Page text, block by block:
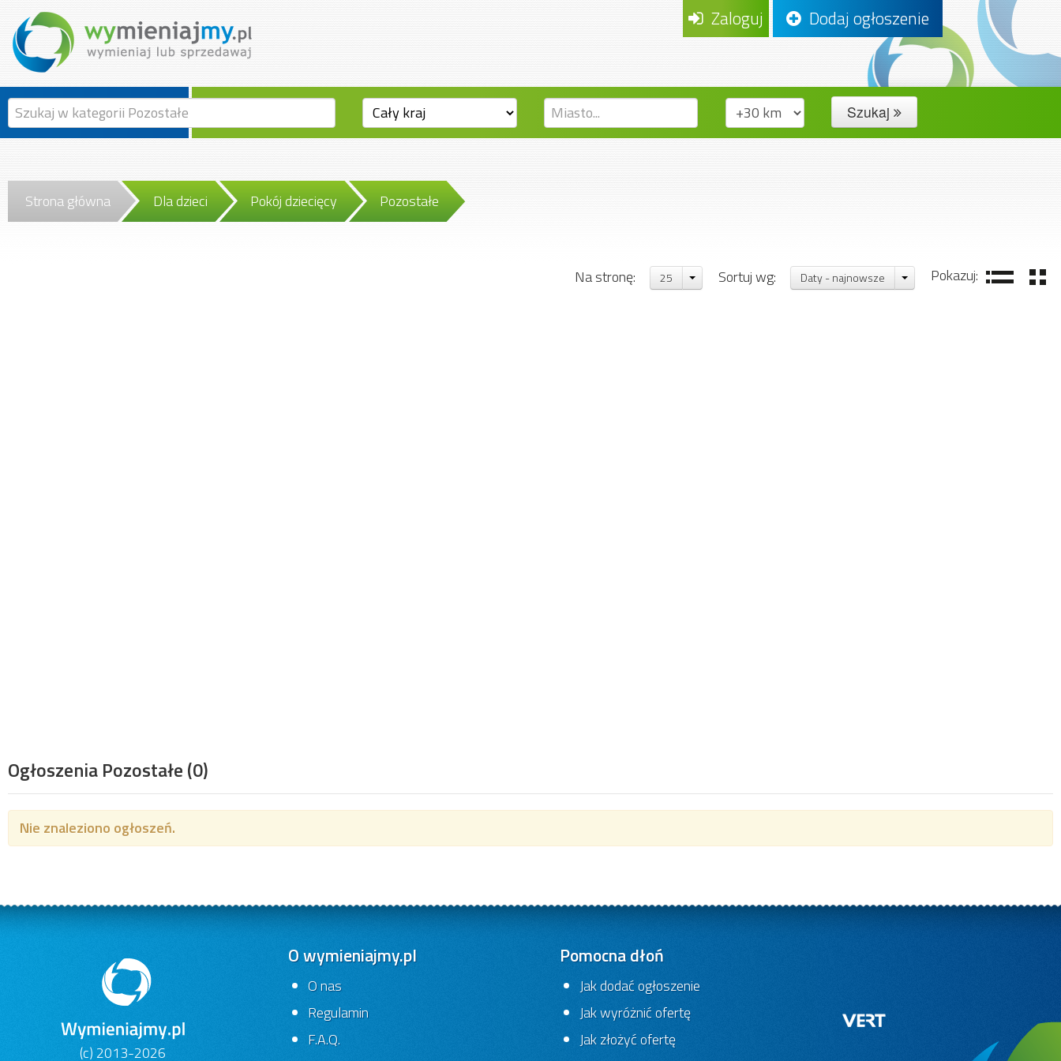
Zaloguj Dodaj ogłoszenie
Szukaj
Strona główna Dla dzieci Pokój dziecięcy Pozostałe
Ogłoszenia Pozostałe(0)
Pokazuj:
Sortuj wg: Daty - najnowsze
Na stronę: 25
Nie znaleziono ogłoszeń.
(c) 2013-2026
O wymieniajmy.pl
O nas
Regulamin
F.A.Q.
Pomocna dłoń
Jak dodać ogłoszenie
Jak wyróżnić ofertę
Jak złożyć ofertę